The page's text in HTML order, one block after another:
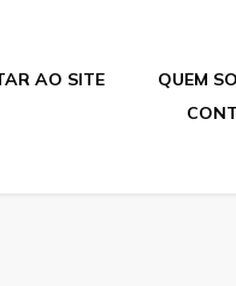
AO SITE QUEM